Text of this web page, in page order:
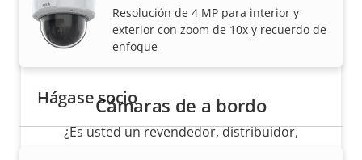
Resolución de 4 MP para interior y
exterior con zoom de 10x y recuerdo de
enfoque
Cámaras de a bordo
Hágase socio
¿Es usted un revendedor, distribuidor,